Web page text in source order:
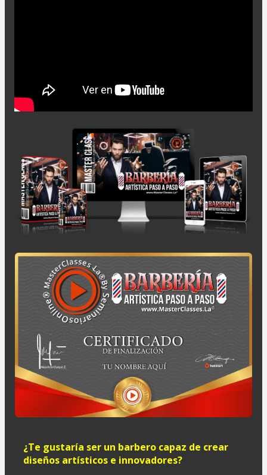
¿Te gustaría ser un barbero capaz de crear
diseños artísticos e innovadores?